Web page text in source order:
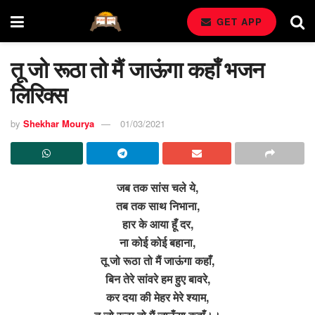
GET APP
तू जो रूठा तो मैं जाऊंगा कहाँ भजन
लिरिक्स
by Shekhar Mourya 01/03/2021
जब तक सांस चले ये,
तब तक साथ निभाना,
हार के आया हूँ दर,
ना कोई कोई बहाना,
तू जो रूठा तो मैं जाऊंगा कहाँ,
बिन तेरे सांवरे हम हुए बावरे,
कर दया की मेहर मेरे श्याम,